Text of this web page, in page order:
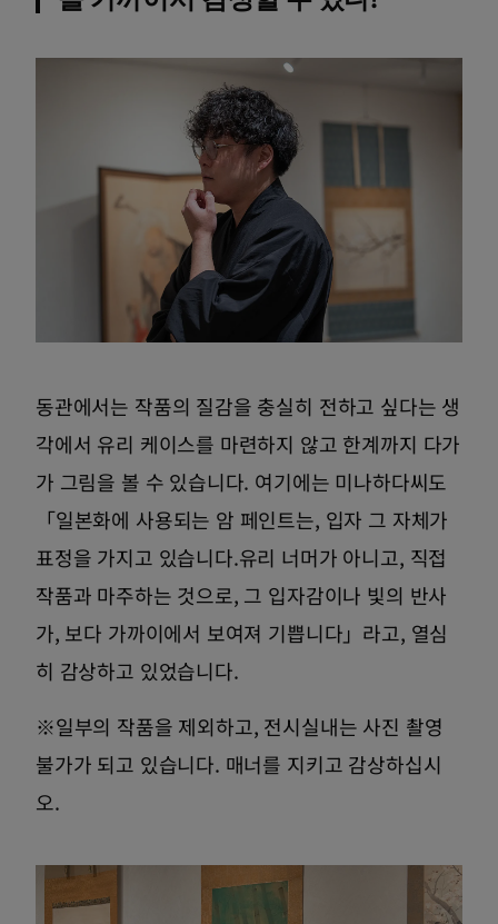
동관에서는 작품의 질감을 충실히 전하고 싶다는 생
각에서 유리 케이스를 마련하지 않고 한계까지 다가
가 그림을 볼 수 있습니다. 여기에는 미나하다씨도
「일본화에 사용되는 암 페인트는, 입자 그 자체가
표정을 가지고 있습니다.유리 너머가 아니고, 직접
작품과 마주하는 것으로, 그 입자감이나 빛의 반사
가, 보다 가까이에서 보여져 기쁩니다」라고, 열심
히 감상하고 있었습니다.
※일부의 작품을 제외하고, 전시실내는 사진 촬영
불가가 되고 있습니다. 매너를 지키고 감상하십시
오.